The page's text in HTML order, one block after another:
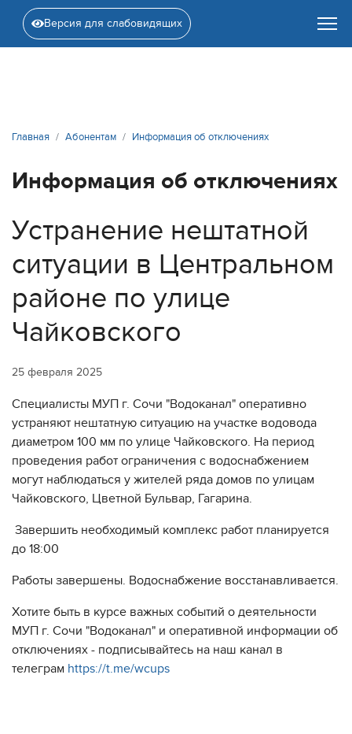
Версия для слабовидящих
Главная Абонентам Информация об отключениях
Информация об отключениях
Устранение нештатной
ситуации в Центральном
районе по улице
Чайковского
25 февраля 2025
Специалисты МУП г. Сочи "Водоканал" оперативно
устраняют нештатную ситуацию на участке водовода
диаметром 100 мм по улице Чайковского. На период
проведения работ ограничения с водоснабжением
могут наблюдаться у жителей ряда домов по улицам
Чайковского, Цветной Бульвар, Гагарина.
Завершить необходимый комплекс работ планируется
до 18:00
Работы завершены. Водоснабжение восстанавливается.
Хотите быть в курсе важных событий о деятельности
МУП г. Сочи "Водоканал" и оперативной информации об
отключениях - подписывайтесь на наш канал в
телеграм https://t.me/wcups